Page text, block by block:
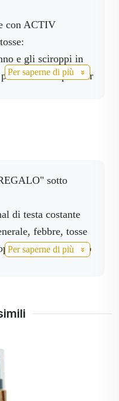
e gli sciroppi in
Subito dopo aver
me un flacone di
mi venga la tosse
che mi ha aiutato
tosse quando
erano già
Per saperne di più
di testa costante
febbre, tosse
raffreddore. Sono
Resveratrol, Activ
giorno, ero quasi
forte.
!!!
Per saperne di più